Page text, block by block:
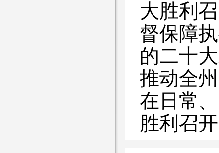
大胜利
督保障
的二十
推动全
在日常
胜利召